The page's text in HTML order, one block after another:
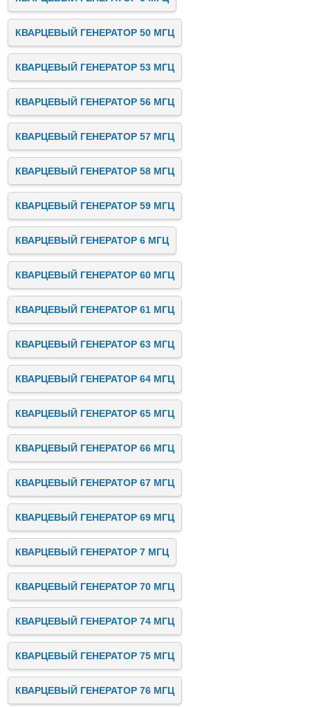
КВАРЦЕВЫЙ ГЕНЕРАТОР 50 МГЦ
КВАРЦЕВЫЙ ГЕНЕРАТОР 53 МГЦ
КВАРЦЕВЫЙ ГЕНЕРАТОР 56 МГЦ
КВАРЦЕВЫЙ ГЕНЕРАТОР 57 МГЦ
КВАРЦЕВЫЙ ГЕНЕРАТОР 58 МГЦ
КВАРЦЕВЫЙ ГЕНЕРАТОР 59 МГЦ
КВАРЦЕВЫЙ ГЕНЕРАТОР 6 МГЦ
КВАРЦЕВЫЙ ГЕНЕРАТОР 60 МГЦ
КВАРЦЕВЫЙ ГЕНЕРАТОР 61 МГЦ
КВАРЦЕВЫЙ ГЕНЕРАТОР 63 МГЦ
КВАРЦЕВЫЙ ГЕНЕРАТОР 64 МГЦ
КВАРЦЕВЫЙ ГЕНЕРАТОР 65 МГЦ
КВАРЦЕВЫЙ ГЕНЕРАТОР 66 МГЦ
КВАРЦЕВЫЙ ГЕНЕРАТОР 67 МГЦ
КВАРЦЕВЫЙ ГЕНЕРАТОР 69 МГЦ
КВАРЦЕВЫЙ ГЕНЕРАТОР 7 МГЦ
КВАРЦЕВЫЙ ГЕНЕРАТОР 70 МГЦ
КВАРЦЕВЫЙ ГЕНЕРАТОР 74 МГЦ
КВАРЦЕВЫЙ ГЕНЕРАТОР 75 МГЦ
КВАРЦЕВЫЙ ГЕНЕРАТОР 76 МГЦ